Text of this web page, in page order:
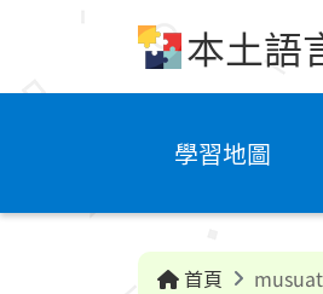
本土語
學習地圖
首頁